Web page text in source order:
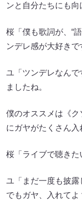
ンと自分たちにも向
桜「僕も歌詞が、“
ンデレ感が大好きで
ユ「ツンデレなん
ましたね。
僕のオススメは《
にガヤがたくさん入
桜「ライブで聴きた
ユ「まだ一度も披
でもガヤ、入れてよ